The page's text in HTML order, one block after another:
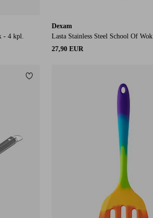
- 4 kpl.
Dexam
Lasta Stainless Steel School Of Wok
27,90 EUR
Lisää suosikkeihin